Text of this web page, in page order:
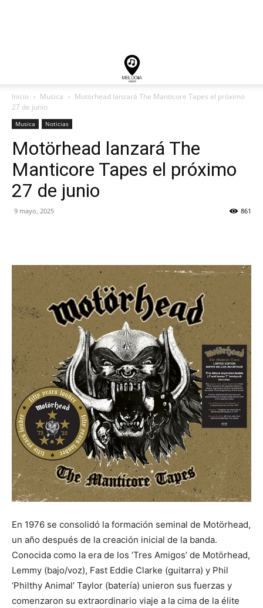
Inicio Musica
Motörhead lanzará The Manticore Tapes el próximo
27 de junio
Musica Noticias
Motörhead lanzará The
Manticore Tapes el próximo
27 de junio
9 mayo, 2025 861
En 1976 se consolidó la formación seminal de Motörhead,
un año después de la creación inicial de la banda.
Conocida como la era de los ‘Tres Amigos’ de Motörhead,
Lemmy (bajo/voz), Fast Eddie Clarke (guitarra) y Phil
‘Philthy Animal’ Taylor (batería) unieron sus fuerzas y
comenzaron su extraordinario viaje a la cima de la élite